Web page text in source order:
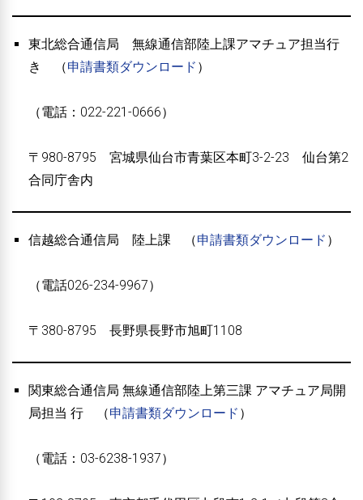
東北総合通信局 無線通信部陸上課アマチュア担当行
き （申請書類ダウンロード ）
（電話：022-221-0666）
〒980-8795 宮城県仙台市青葉区本町3-2-23 仙台第2
合同庁舎内
信越総合通信局 陸上課 （申請書類ダウンロード ）
（電話026-234-9967）
〒380-8795 長野県長野市旭町1108
関東総合通信局 無線通信部陸上第三課 アマチュア局開
局担当 行 （申請書類ダウンロード ）
（電話：03-6238-1937）